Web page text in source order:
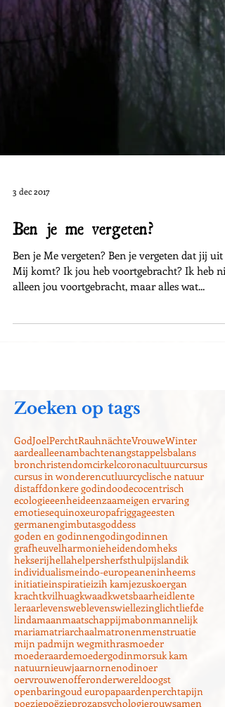
3 dec 2017
Ben je me vergeten?
Ben je Me vergeten? Ben je vergeten dat jij uit
Zoeken op tags
GodJoelPerchtRauhnächteVrouweWinter
aardealleenambachtenangstappelsbalans
bronchristendomcirkelcoronacultuurcursus
cursus in wonderencutluurcyclische natuur
distaffdonkere godindoodecocentrisch
ecologieeenheideenzaameigen ervaring
emotiesequinoxeuropafriggageesten
germanengimbutasgoddess
goden en godinnengodingodinnen
grafheuvelharmonieheidendomheks
hekserijhellahelpersherfsthulpijslandik
individualismeindo-europeaneninheems
initiatieinspiratieizih kamjezuskoergan
krachtkvilhuagkwaadkwetsbaarheidlente
leraarlevensweblevenswiellezinglichtliefde
lindamaanmaatschappijmabonmannelijk
mariamatriarchaalmatronenmenstruatie
mijn padmijn wegmithrasmoeder
moederaardemoedergodinmorsuk kam
natuurnieuwjaarnornenodinoer